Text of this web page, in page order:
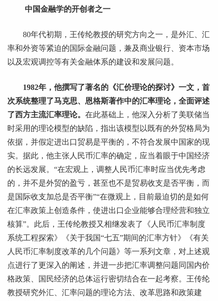
中国金融学的开创者之一
80年代初期，王传纶教授的研究方向之一，是外汇、汇
率和外资等紧迫的国际金融问题，兼及商业银行、资本市场
以及宏观调控等有关金融体系的建设和发展问题。
1982年，他撰写了著名的《汇价理论的探讨》一文，首
次系统整理了马克思、恩格斯著作中的汇率理论，全面评述
了西方主流汇率理论。 在此基础上，他深入分析了美联储当
时采用的理论模型的缺陷，指出该模型以既有的外贸格局为
依据，并假定进出口贸易是平衡的，不符合发展中国家的现
实。据此，他主张人民币汇率的确定，应当着眼于中国经济
的长远发展。“在宏观上，调整人民币汇率时应当优先考虑
的，并不是外贸的盈亏，甚至也不是贸易收支是否平衡，而
是国际收支加总是否平衡”“在微观上，目前最迫切的是如何
在汇率政策上创造条件，使进出口企业能够合理经营和独立
核算”。此后，王传纶教授又相继发表了《人民币汇率制度
系统工程探索》《关于我国“七五”期间的汇率方针》《有关
人民币汇率制度改革的几个问题》等一系列文章，对上述观
点进行了更深入的阐述，并进一步把汇率调整问题同国内价
格政策、国民经济的总体运行密切结合在一起考察。王传纶
教授研究外汇、汇率问题的理论方法、改革思路和政策建